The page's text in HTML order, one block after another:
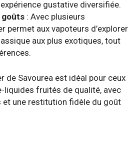
gustative diversifiée.
goûts : Avec plusieurs
permet aux vapoteurs d’explorer
aux plus exotiques, tout
de Savourea est idéal pour ceux
liquides fruités de qualité, avec
et une restitution fidèle du goût